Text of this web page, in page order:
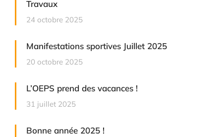
Travaux
24 octobre 2025
Manifestations sportives Juillet 2025
20 octobre 2025
L’OEPS prend des vacances !
31 juillet 2025
Bonne année 2025 !